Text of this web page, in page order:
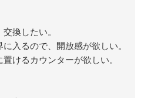
換したい。
入るので、開放感が欲しい。
けるカウンターが欲しい。